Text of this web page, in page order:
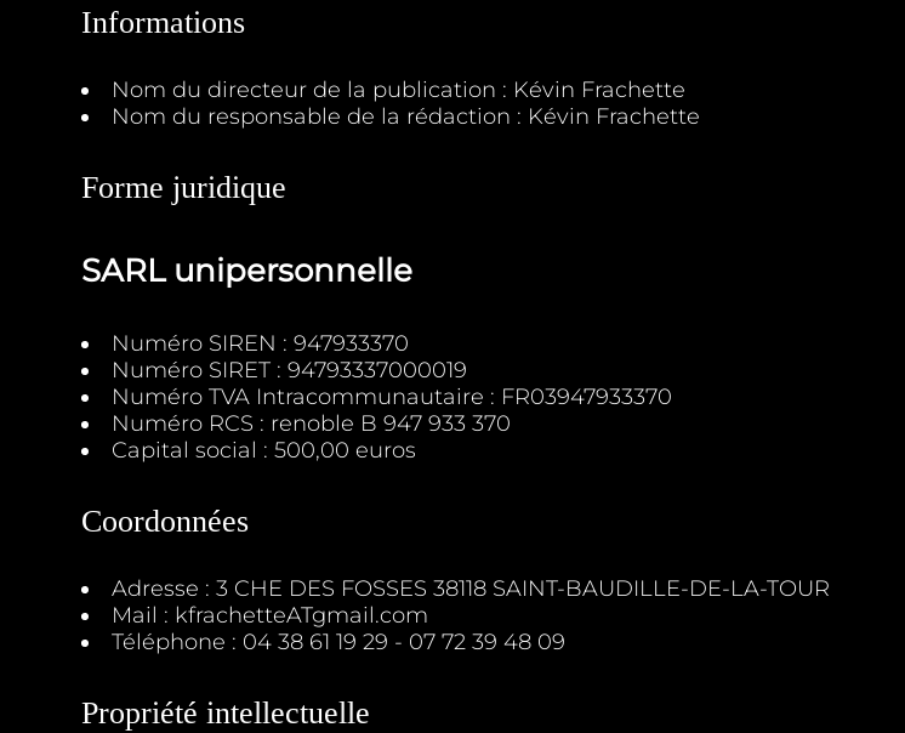
Informations
Nom du directeur de la publication : Kévin Frachette
Nom du responsable de la rédaction : Kévin Frachette
Forme juridique
SARL unipersonnelle
Numéro SIREN : 947933370
Numéro SIRET : 94793337000019
Numéro TVA Intracommunautaire : FR03947933370
Numéro RCS : renoble B 947 933 370
Capital social : 500,00 euros
Coordonnées
Adresse : 3 CHE DES FOSSES 38118 SAINT-BAUDILLE-DE-LA-TOUR
Mail : kfrachetteATgmail.com
Téléphone : 04 38 61 19 29 - 07 72 39 48 09
Propriété intellectuelle